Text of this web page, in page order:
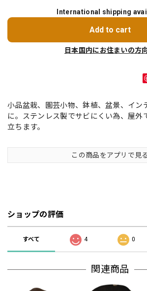
International shipping
Add to cart
日本国内にお住まいの方
小品盆栽、園芸小物、鉢植、盆景、イン
に。ステンレス製でサビにくい為、屋外
立ちます。
この商品をアプリで見る
ショップの評価
すべて 4 0
関連商品